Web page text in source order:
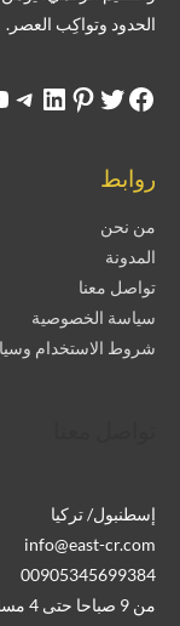
الحدود وتواكِب العصر.
روابط
من نحن
المدونة
تواصل معنا
سياسة الخصوصية
شروط الاستخدام
إسطنبول/ تركيا
info@east-cr.com
00905345699384
من 9 صباحا حتى 4 مساءا